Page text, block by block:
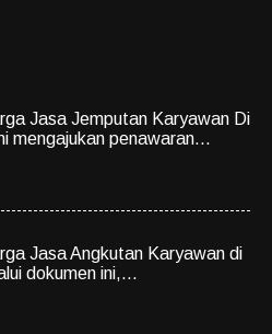
Jasa Jemputan Karyawan Di
mengajukan penawaran...
Jasa Angkutan Karyawan di
dokumen ini,...